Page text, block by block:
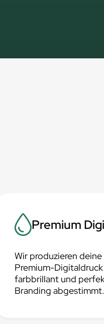
Premium
Wir produzieren
Premium-
farbbrillant und
Branding abgestimmt.